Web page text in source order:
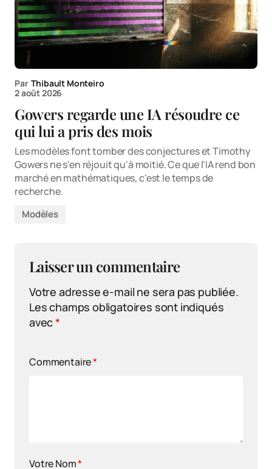
Par Thibault Monteiro
2 août 2026
Gowers regarde une IA résoudre ce
qui lui a pris des mois
Les modèles font tomber des conjectures et Timothy
Gowers ne s'en réjouit qu'à moitié. Ce que l'IA rend bon
marché en mathématiques, c'est le temps de
recherche.
Modèles
Laisser un commentaire
Votre adresse e-mail ne sera pas publiée.
Les champs obligatoires sont indiqués
avec*
Commentaire*
Votre Nom*